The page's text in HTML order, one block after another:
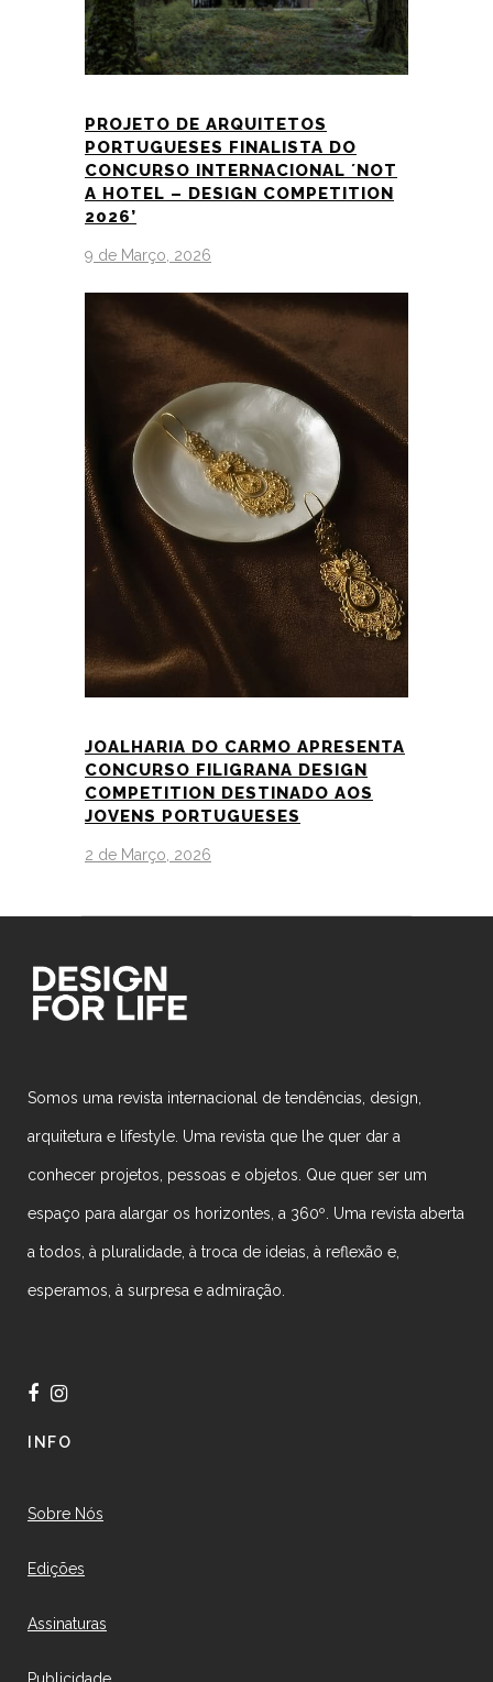
PROJETO DE ARQUITETOS
PORTUGUESES FINALISTA DO
CONCURSO INTERNACIONAL ´NOT
A HOTEL – DESIGN COMPETITION
2026’
9 de Março, 2026
JOALHARIA DO CARMO APRESENTA
CONCURSO FILIGRANA DESIGN
COMPETITION DESTINADO AOS
JOVENS PORTUGUESES
2 de Março, 2026
Somos uma revista internacional de tendências, design,
arquitetura e lifestyle. Uma revista que lhe quer dar a
conhecer projetos, pessoas e objetos. Que quer ser um
espaço para alargar os horizontes, a 360º. Uma revista aberta
a todos, à pluralidade, à troca de ideias, à reflexão e,
esperamos, à surpresa e admiração.
INFO
Sobre Nós
Edições
Assinaturas
Publicidade